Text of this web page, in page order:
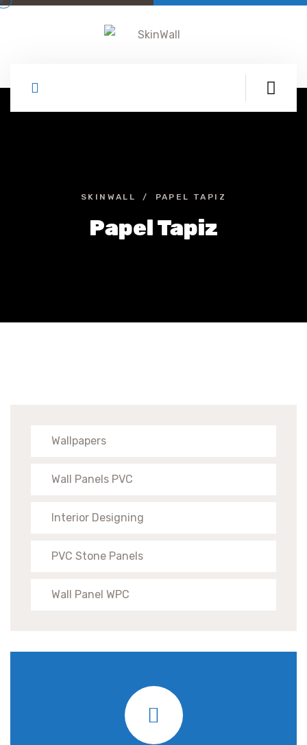
SKINWALL PAPEL TAPIZ
Papel Tapiz
Wallpapers
Wall Panels PVC
Interior Designing
PVC Stone Panels
Wall Panel WPC